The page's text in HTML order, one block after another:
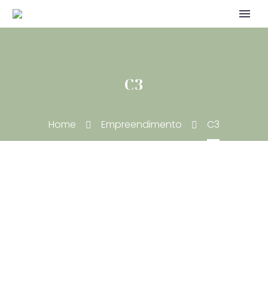
C3
Home Empreendimento C3